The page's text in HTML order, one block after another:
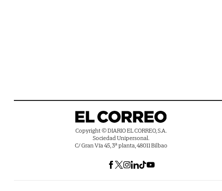
Copyright © DIARIO EL CORREO, S.A.
Sociedad Unipersonal.
C/ Gran Vía 45, 3ª planta, 48011 Bilbao